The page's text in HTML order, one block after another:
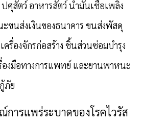
ศุสัตว์ อาหารสัตว์ น้ำมันเชื้อเพลิง
ขนส่งเงินของธนาคาร ขนส่งพัสดุ
ครื่องจักรก่อสร้าง ชิ้นส่วนซ่อมบำรุง
งมือทางการแพทย์ และยานพาหนะ
ภัย
การแพร่ระบาดของโรคไวรัส